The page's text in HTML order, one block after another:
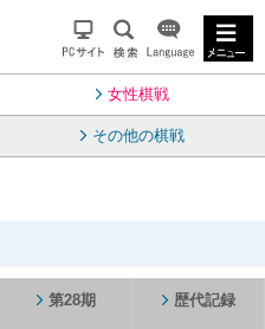
女性棋戦
その他の棋戦
第28期 歴代記録